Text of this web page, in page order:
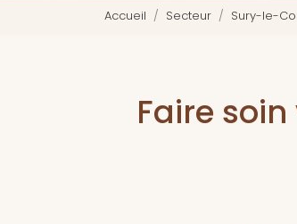
Accueil Secteur Sury-le-
Faire